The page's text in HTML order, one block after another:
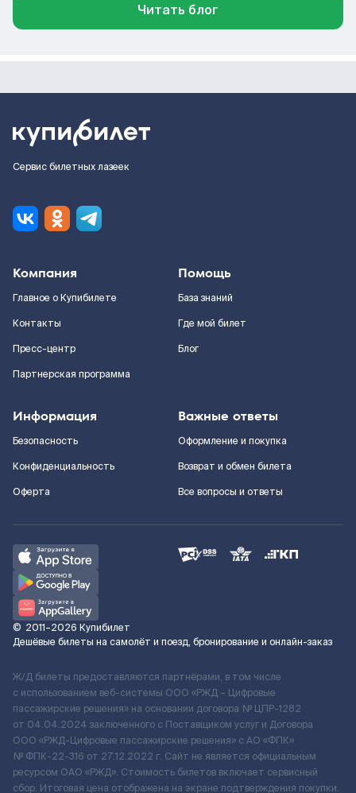
Читать блог
Сервис билетных лазеек
Компания
Главное о Купибилете
Контакты
Пресс-центр
Партнерская программа
Помощь
База знаний
Где мой билет
Блог
Информация
Безопасность
Конфиденциальность
Оферта
Важные ответы
Оформление и покупка
Возврат и обмен билета
Все вопросы и ответы
© 2011–2026 Купибилет
Дешёвые билеты на самолёт и поезд, бронирование и онлайн-заказ
Ж/Д билеты предоставляются партнёрами, в том числе
с использованием веб-системы ООО «РЖД – Цифровые
пассажирские решения» на основании договора № ЦПР-1282
от 04.04.2024 заключенного с Поставщиком услуг и Договора
ООО «РЖД-Цифровые пассажирские решения» c АО «ФПК»
№ ФПК-22-316 от 27.12.2022 г. Сайт не является официальным
ресурсом ОАО «РЖД». Стоимость билетов включает сервисный
сбор. Итоговая цена отображена на экране подтверждения покупки.